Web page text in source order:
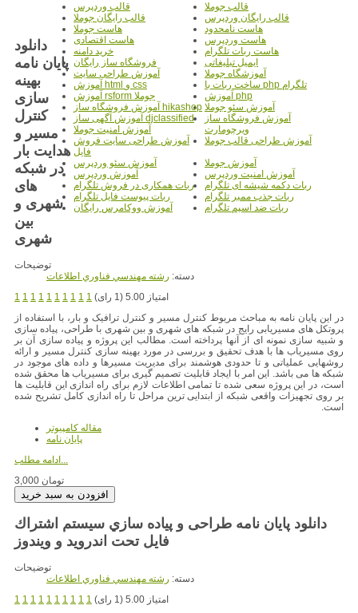
قالب جوملا
قالب وردپرس
قالب رایگان وردپرس
قالب رایگان جوملا
هاست نامحدود
هاست جوملا
هاست وردپرس
هاست اقتصادی
هاست ربات تلگرام
خرید دامنه
ایمیل تبلیغاتی
فروشگاه ساز رایگان
آموزشگاه جوملا
آموزش طراحی سایت
ساخت ربات با php تلگرام
آموزش html و css
آموزش php
آموزش rsform جوملا
آموزش سئو جوملا آموزش فروشگاه ساز hikashop
آموزش فروشگاه ساز
ویرچومارت
آموزش آگهی ساز djclassified
آموزش امنیت جوملا
آموزش طراحی قالب جوملا
آموزش طراحی سایت فروش
فایل
آموزش جوملا
آموزش سئو وردپرس
آموزش امنیت وردپرس
آموزش وردپرس
ربات دکمه شیشه ای تلگرام
ربات همکاری در فروش تلگرام
ربات جذب ممبر تلگرام
ربات پیوست فایل تلگرام
ربات ضد اسپم تلگرام
آموزش ووکامرس رایگان
دانلود
پایان نامه
بهینه
سازی
کنترل
مسیر و
هدایت بار
در شبکه
های
شهری و
بین
شهری
توضیحات
دسته: رشته مهندسي فناوري اطلاعات
1 1 1 1 1 1 1 1 1 1
امتیاز 5.00 (1 رای)
در این پایان نامه به مباحث مربوط کنترل مسیر و کنترل ترافیک و بار، با استفاده از
پروتکل های مسیریابی رایج در شبکه های شهری و بین شهری با طراحی، پیاده سازی
و شبیه سازی نمونه ای از آنها پرداخته است. مطالب این پروژه و پیاده سازی آن بر
روی مسیریاب ها با هدف تحقیق و بررسی در مورد بهینه سازی کنترل مسیر و ارائه
روشهایی عملیاتی و تا حدودی هوشمند برای مدیریت مسیرها و داده های موجود در
شبکه ها می باشد. این امر با ایجاد قابلیت تصمیم گیری برای مسیریاب ها محقق شده
است، در این پروژه سعی شده تا تمامی اطلاعات لازم برای راه اندازی این قابلیت ها
بر روی تجهیزات واقعی شبکه از ابتدایی ترین مراحل تا راه اندازی کامل تشریح شده
است.
مقاله کامپیوتر
پایان نامه
ادامه مطلب...
3,000 تومان
دانلود پایان نامه طراحی و پیاده سازي سیستم اشتراك
فایل تحت اندروید و ویندوز
توضیحات
دسته: رشته مهندسي فناوري اطلاعات
1 1 1 1 1 1 1 1 1 1
امتیاز 5.00 (1 رای)